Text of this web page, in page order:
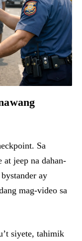
Sa
jeep na dahan-
ay
mag-video sa
siyete, tahimik